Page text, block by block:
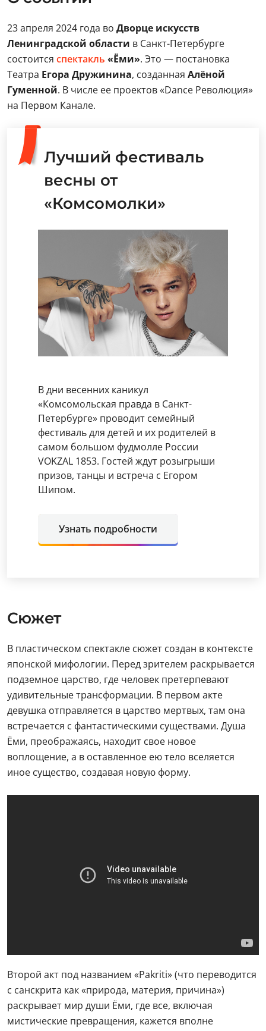
23 апреля 2024 года во Дворце искусств
Ленинградской области в Санкт-Петербурге
состоится спектакль «Ёми». Это — постановка
Театра Егора Дружинина, созданная Алёной
Гуменной. В числе ее проектов «Dance Революция»
на Первом Канале.
Лучший фестиваль
весны от
«Комсомолки»
В дни весенних каникул
«Комсомольская правда в Санкт-
Петербурге» проводит семейный
фестиваль для детей и их родителей в
самом большом фудмолле России
VOKZAL 1853. Гостей ждут розыгрыши
призов, танцы и встреча с Егором
Шипом.
Узнать подробности
Сюжет
В пластическом спектакле сюжет создан в контексте
японской мифологии. Перед зрителем раскрывается
подземное царство, где человек претерпевают
удивительные трансформации. В первом акте
девушка отправляется в царство мертвых, там она
встречается с фантастическими существами. Душа
Ёми, преображаясь, находит свое новое
воплощение, а в оставленное ею тело вселяется
иное существо, создавая новую форму.
Второй акт под названием «Pakriti» (что переводится
с санскрита как «природа, материя, причина»)
раскрывает мир души Ёми, где все, включая
мистические превращения, кажется вполне